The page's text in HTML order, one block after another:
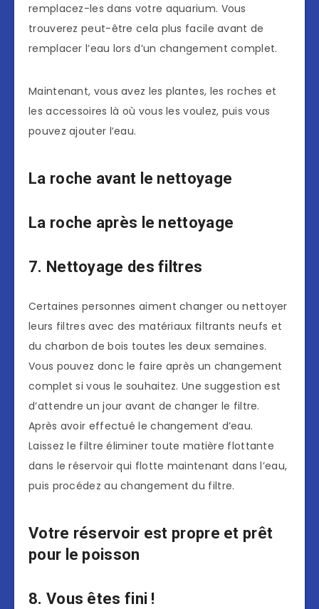
remplacez-les dans votre aquarium. Vous
trouverez peut-être cela plus facile avant de
remplacer l’eau lors d’un changement complet.
Maintenant, vous avez les plantes, les roches et
les accessoires là où vous les voulez, puis vous
pouvez ajouter l’eau.
La roche avant le nettoyage
La roche après le nettoyage
7. Nettoyage des filtres
Certaines personnes aiment changer ou nettoyer
leurs filtres avec des matériaux filtrants neufs et
du charbon de bois toutes les deux semaines.
Vous pouvez donc le faire après un changement
complet si vous le souhaitez. Une suggestion est
d’attendre un jour avant de changer le filtre.
Après avoir effectué le changement d’eau.
Laissez le filtre éliminer toute matière flottante
dans le réservoir qui flotte maintenant dans l’eau,
puis procédez au changement du filtre.
Votre réservoir est propre et prêt
pour le poisson
8. Vous êtes fini !